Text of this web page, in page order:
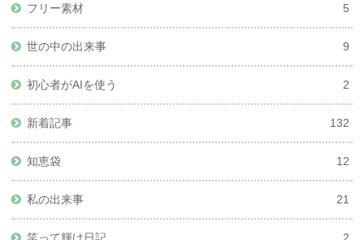
フリー素材 5
世の中の出来事 9
初心者がAIを使う 2
新着記事 132
知恵袋 12
私の出来事 21